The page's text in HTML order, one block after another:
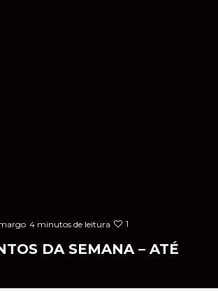
4 minutos de leitura 1
DA SEMANA – ATÉ